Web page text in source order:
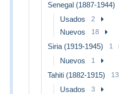
Senegal (1887-1944)
Usados 2
Nuevos 18
Siria (1919-1945) 1
Nuevos 1
Tahiti (1882-1915) 13
Usados 3